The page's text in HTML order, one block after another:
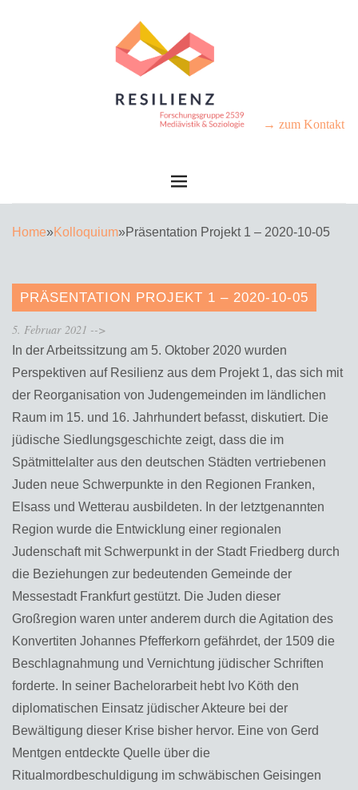
→ zum Kontakt
Home»Kolloquium»Präsentation Projekt 1 – 2020-10-05
PRÄSENTATION PROJEKT 1 – 2020-10-05
5. Februar 2021 -->
In der Arbeitssitzung am 5. Oktober 2020 wurden
Perspektiven auf Resilienz aus dem Projekt 1, das sich mit
der Reorganisation von Judengemeinden im ländlichen
Raum im 15. und 16. Jahrhundert befasst, diskutiert. Die
jüdische Siedlungsgeschichte zeigt, dass die im
Spätmittelalter aus den deutschen Städten vertriebenen
Juden neue Schwerpunkte in den Regionen Franken,
Elsass und Wetterau ausbildeten. In der letztgenannten
Region wurde die Entwicklung einer regionalen
Judenschaft mit Schwerpunkt in der Stadt Friedberg durch
die Beziehungen zur bedeutenden Gemeinde der
Messestadt Frankfurt gestützt. Die Juden dieser
Großregion waren unter anderem durch die Agitation des
Konvertiten Johannes Pfefferkorn gefährdet, der 1509 die
Beschlagnahmung und Vernichtung jüdischer Schriften
forderte. In seiner Bachelorarbeit hebt Ivo Köth den
diplomatischen Einsatz jüdischer Akteure bei der
Bewältigung dieser Krise bisher hervor. Eine von Gerd
Mentgen entdeckte Quelle über die
Ritualmordbeschuldigung im schwäbischen Geisingen